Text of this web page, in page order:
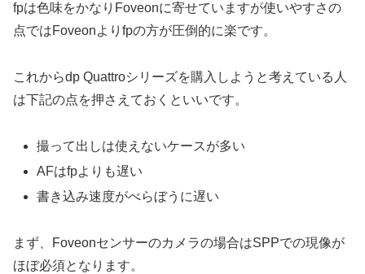
fpは色味をかなりFoveonに寄せていますが使いやすさの
点ではFoveonよりfpの方が圧倒的に楽です。
これからdp Quattroシリーズを購入しようと考えている人
は下記の点を押さえておくといいです。
撮って出しは使えないケースが多い
AFはfpよりも遅い
書き込み速度がべらぼうに遅い
まず、Foveonセンサーのカメラの場合はSPPでの現像が
ほぼ必須となります。